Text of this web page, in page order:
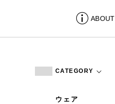
ABOUT
CATEGORY
ウェア